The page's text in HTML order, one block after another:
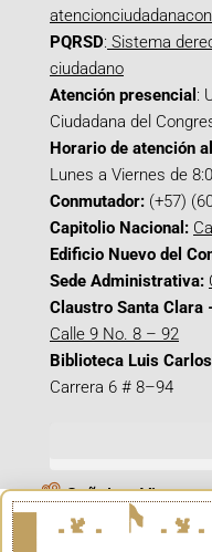
PQRSD: Sistema
ciudadano
Atención presencial :
Ciudadana del
Horario de atención
Lunes a Viernes de
Conmutador: (+57)
Capitolio Nacional:
Edificio Nuevo del
Sede Administrativa:
Claustro Santa Clara
Calle 9 No. 8 – 92
Biblioteca Luis
Carrera 6 # 8–94
Señal en Vivo